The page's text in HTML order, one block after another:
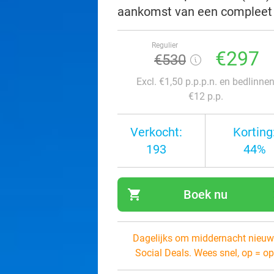
aankomst van een
Regulier
€530 €297
Excl. €1,50 p.p.p.n. en bedlinnen
€12 p.p.
Verkocht:
193
44%
shopping_cart Boek nu
Dagelijks om middernacht
Social Deals. Wees snel, op =